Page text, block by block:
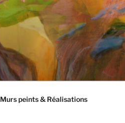
Murs peints & Réalisations